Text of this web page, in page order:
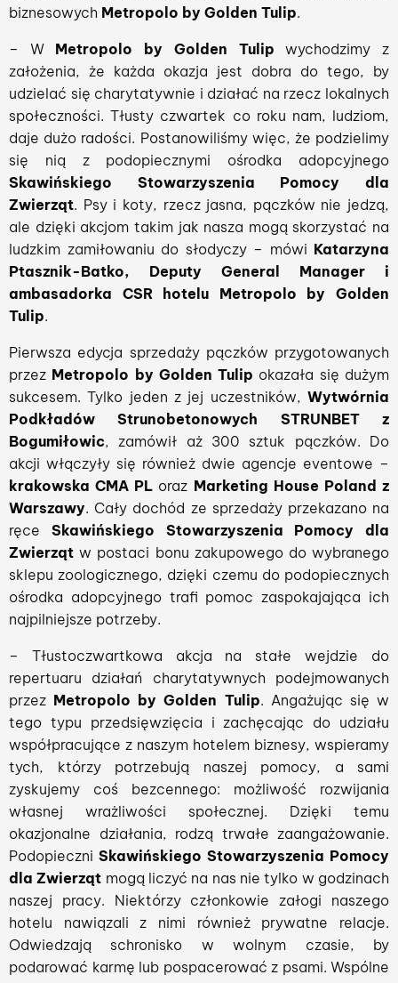
biznesowych Metropolo by Golden Tulip.
– W Metropolo by Golden Tulip wychodzimy z
założenia, że każda okazja jest dobra do tego, by
udzielać się charytatywnie i działać na rzecz lokalnych
społeczności. Tłusty czwartek co roku nam, ludziom,
daje dużo radości. Postanowiliśmy więc, że podzielimy
się nią z podopiecznymi ośrodka adopcyjnego
Skawińskiego Stowarzyszenia Pomocy dla
Zwierząt. Psy i koty, rzecz jasna, pączków nie jedzą,
ale dzięki akcjom takim jak nasza mogą skorzystać na
ludzkim zamiłowaniu do słodyczy – mówi Katarzyna
Ptasznik-Batko, Deputy General Manager i
ambasadorka CSR hotelu Metropolo by Golden
Tulip.
Pierwsza edycja sprzedaży pączków przygotowanych
przez Metropolo by Golden Tulip okazała się dużym
sukcesem. Tylko jeden z jej uczestników, Wytwórnia
Podkładów Strunobetonowych STRUNBET z
Bogumiłowic, zamówił aż 300 sztuk pączków. Do
akcji włączyły się również dwie agencje eventowe –
krakowska CMA PL oraz Marketing House Poland z
Warszawy. Cały dochód ze sprzedaży przekazano na
ręce Skawińskiego Stowarzyszenia Pomocy dla
Zwierząt w postaci bonu zakupowego do wybranego
sklepu zoologicznego, dzięki czemu do podopiecznych
ośrodka adopcyjnego trafi pomoc zaspokajająca ich
najpilniejsze potrzeby.
– Tłustoczwartkowa akcja na stałe wejdzie do
repertuaru działań charytatywnych podejmowanych
przez Metropolo by Golden Tulip. Angażując się w
tego typu przedsięwzięcia i zachęcając do udziału
współpracujące z naszym hotelem biznesy, wspieramy
tych, którzy potrzebują naszej pomocy, a sami
zyskujemy coś bezcennego: możliwość rozwijania
własnej wrażliwości społecznej. Dzięki temu
okazjonalne działania, rodzą trwałe zaangażowanie.
Podopieczni Skawińskiego Stowarzyszenia Pomocy
dla Zwierząt mogą liczyć na nas nie tylko w godzinach
naszej pracy. Niektórzy członkowie załogi naszego
hotelu nawiązali z nimi również prywatne relacje.
Odwiedzają schronisko w wolnym czasie, by
podarować karmę lub pospacerować z psami. Wspólne